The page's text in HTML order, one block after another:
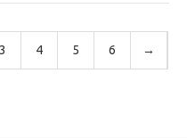
3 4 5 6 →